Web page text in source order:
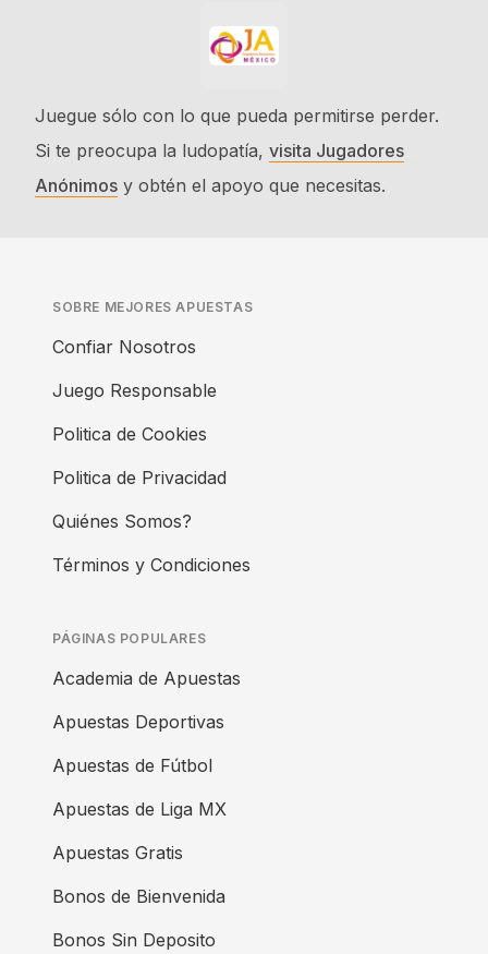
Juegue sólo con lo que pueda permitirse perder.
Si te preocupa la ludopatía, visita Jugadores
Anónimos y obtén el apoyo que necesitas.
SOBRE MEJORES APUESTAS
Confiar Nosotros
Juego Responsable
Politica de Cookies
Politica de Privacidad
Quiénes Somos?
Términos y Condiciones
PÁGINAS POPULARES
Academia de Apuestas
Apuestas Deportivas
Apuestas de Fútbol
Apuestas de Liga MX
Apuestas Gratis
Bonos de Bienvenida
Bonos Sin Deposito